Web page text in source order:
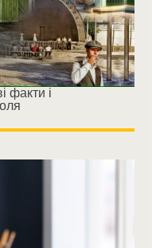
факти і